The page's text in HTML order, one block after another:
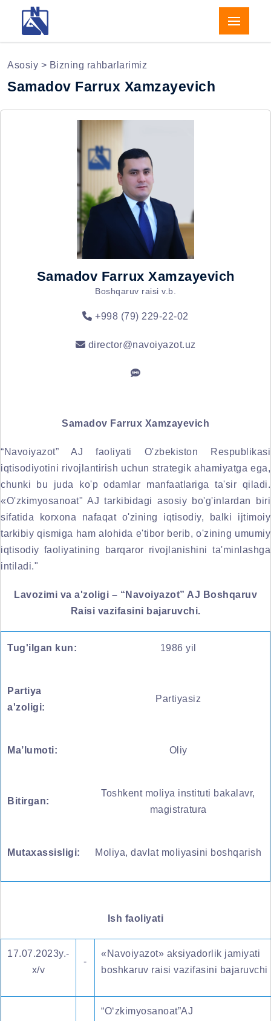
Asosiy > Bizning rahbarlarimiz
Samadov Farrux Xamzayevich
Samadov Farrux Xamzayevich
Boshqaruv raisi v.b.
+998 (79) 229-22-02
director@navoiyazot.uz
Samadov Farrux Xamzayevich
“Navoiyazot” AJ faoliyati O'zbekiston Respublikasi
iqtisodiyotini rivojlantirish uchun strategik ahamiyatga ega,
chunki bu juda ko'p odamlar manfaatlariga ta'sir qiladi.
«O'zkimyosanoat" AJ tarkibidagi asosiy bo'g'inlardan biri
sifatida korxona nafaqat o'zining iqtisodiy, balki ijtimoiy
tarkibiy qismiga ham alohida e'tibor berib, o'zining umumiy
iqtisodiy faoliyatining barqaror rivojlanishini ta'minlashga
intiladi."
Lavozimi va a'zoligi – “Navoiyazot” AJ Boshqaruv
Raisi vazifasini bajaruvchi.
Tug'ilgan kun: 1986 yil
Partiya
a'zoligi:
Partiyasiz
Ma’lumoti: Oliy
Bitirgan:
Toshkent moliya instituti bakalavr,
magistratura
Mutaxassisligi: Moliya, davlat moliyasini boshqarish
Ish faoliyati
17.07.2023y.-
x/v
-
«Navoiyazot» aksiyadorlik jamiyati
boshkaruv raisi vazifasini bajaruvchi
“O‘zkimyosanoat”AJ